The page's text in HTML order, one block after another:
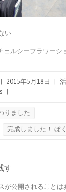
い
ェルシーフラワーシ
| 2015年5月18日 |
|
りました
完成しました！ ぼ
す
が公開されることは